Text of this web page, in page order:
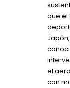
que el
el
con